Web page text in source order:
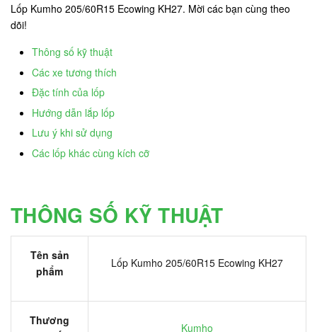
Lốp Kumho 205/60R15 Ecowing KH27. Mời các bạn cùng theo
dõi!
Thông số kỹ thuật
Các xe tương thích
Đặc tính của lốp
Hướng dẫn lắp lốp
Lưu ý khi sử dụng
Các lốp khác cùng kích cỡ
THÔNG SỐ KỸ THUẬT
Tên sản
phẩm
Lốp Kumho 205/60R15 Ecowing KH27
Thương
Kumho